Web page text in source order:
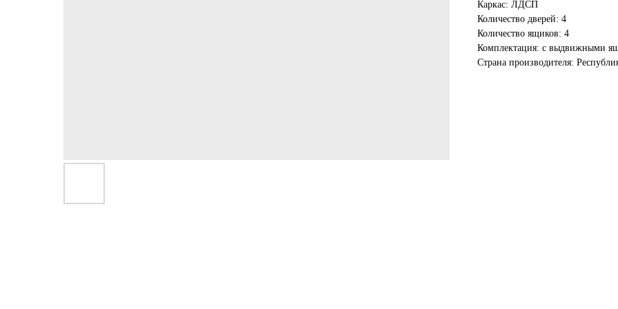
Каркас: ЛДСП
Количество дверей: 4
Количество ящиков: 4
Комплектация: с выдвижными
Страна производителя: